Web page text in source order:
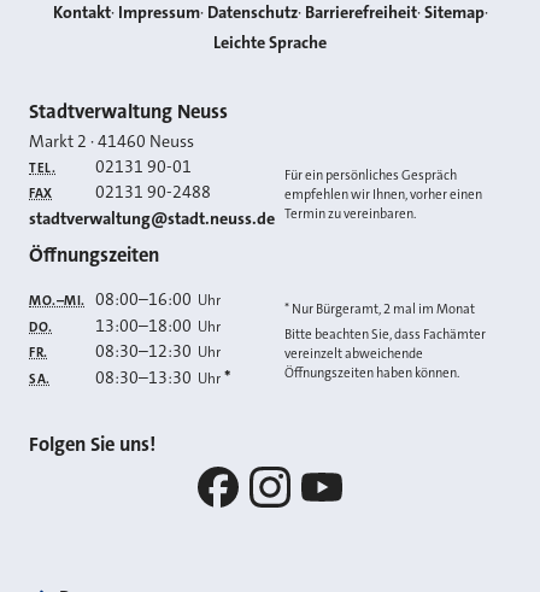
Kontakt Impressum Datenschutz Barrierefreiheit Sitemap
Leichte Sprache
Kontakt
Stadtverwaltung Neuss
Markt 2 ·41460 Neuss
TEL. 02131 90-01
FAX 02131 90-2488
E-MAIL
stadtverwaltung@stadt.neuss.de
Für ein persönliches Gespräch
empfehlen wir Ihnen, vorher einen
Termin zu vereinbaren.
Öffnungszeiten
MO.–MI. 08:00–16:00 Uhr
DO. 13:00–18:00 Uhr
FR. 08:30–12:30 Uhr
SA. 08:30–13:30 Uhr *
* Nur Bürgeramt, 2 mal im Monat
Bitte beachten Sie, dass Fachämter
vereinzelt abweichende
Öffnungszeiten haben können.
Folgen Sie uns!